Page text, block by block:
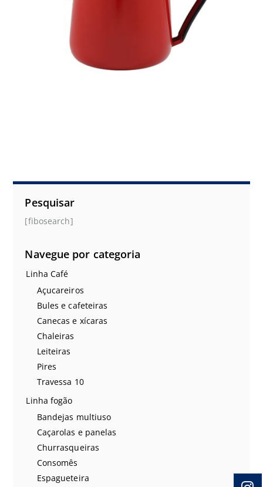
Pesquisar
[fibosearch]
Navegue por categoria
Linha Café
Açucareiros
Bules e cafeteiras
Canecas e xícaras
Chaleiras
Leiteiras
Pires
Travessa 10
Linha fogão
Bandejas multiuso
Caçarolas e panelas
Churrasqueiras
Consomês
Espagueteira